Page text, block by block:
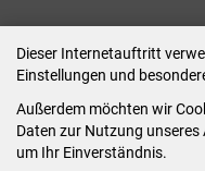
Dieser Internetauftritt
Einstellungen und
Außerdem möchten wir
Daten zur Nutzung
um Ihr Einverständnis.
Montag: 09:00-
Dienstag: 09:00-
Mittwoch: 09:00 -